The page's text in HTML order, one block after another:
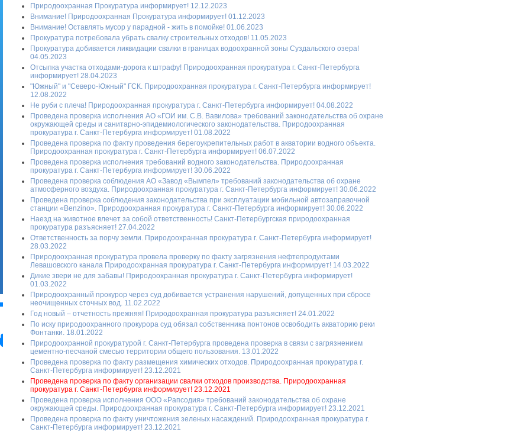
Природоохранная Прокуратура информирует! 12.12.2023
Внимание! Природоохранная Прокуратура информирует! 01.12.2023
Внимание! Оставлять мусор у парадной - жить в помойке! 01.06.2023
Прокуратура потребовала убрать свалку строительных отходов! 11.05.2023
Прокуратура добивается ликвидации свалки в границах водоохранной зоны Суздальского озера!
04.05.2023
Отсыпка участка отходами-дорога к штрафу! Природоохранная прокуратура г. Санкт-Петербурга
информирует! 28.04.2023
"Южный" и "Северо-Южный" ГСК. Природоохранная прокуратура г. Санкт-Петербурга информирует!
12.08.2022
Не руби с плеча! Природоохранная прокуратура г. Санкт-Петербурга информирует! 04.08.2022
Проведена проверка исполнения АО «ГОИ им. С.В. Вавилова» требований законодательства об охране
окружающей среды и санитарно-эпидемиологического законодательства. Природоохранная
прокуратура г. Санкт-Петербурга информирует! 01.08.2022
Проведена проверка по факту проведения берегоукрепительных работ в акватории водного объекта.
Природоохранная прокуратура г. Санкт-Петербурга информирует! 06.07.2022
Проведена проверка исполнения требований водного законодательства. Природоохранная
прокуратура г. Санкт-Петербурга информирует! 30.06.2022
Проведена проверка соблюдения АО «Завод «Вымпел» требований законодательства об охране
атмосферного воздуха. Природоохранная прокуратура г. Санкт-Петербурга информирует! 30.06.2022
Проведена проверка соблюдения законодательства при эксплуатации мобильной автозаправочной
станции «Benzino». Природоохранная прокуратура г. Санкт-Петербурга информирует! 30.06.2022
Наезд на животное влечет за собой ответственность! Санкт-Петербургская природоохранная
прокуратура разъясняет! 27.04.2022
Ответственность за порчу земли. Природоохранная прокуратура г. Санкт-Петербурга информирует!
28.03.2022
Природоохранная прокуратура провела проверку по факту загрязнения нефтепродуктами
Левашовского канала Природоохранная прокуратура г. Санкт-Петербурга информирует! 14.03.2022
Дикие звери не для забавы! Природоохранная прокуратура г. Санкт-Петербурга информирует!
01.03.2022
Природоохранный прокурор через суд добивается устранения нарушений, допущенных при сбросе
неочищенных сточных вод. 11.02.2022
Год новый – отчетность прежняя! Природоохранная прокуратура разъясняет! 24.01.2022
По иску природоохранного прокурора суд обязал собственника понтонов освободить акваторию реки
Фонтанки. 18.01.2022
Природоохранной прокуратурой г. Санкт-Петербурга проведена проверка в связи с загрязнением
цементно-песчаной смесью территории общего пользования. 13.01.2022
Проведена проверка по факту размещения химических отходов. Природоохранная прокуратура г.
Санкт-Петербурга информирует! 23.12.2021
Проведена проверка по факту организации свалки отходов производства. Природоохранная
прокуратура г. Санкт-Петербурга информирует! 23.12.2021
Проведена проверка исполнения ООО «Рапсодия» требований законодательства об охране
окружающей среды. Природоохранная прокуратура г. Санкт-Петербурга информирует! 23.12.2021
Проведена проверка по факту уничтожения зеленых насаждений. Природоохранная прокуратура г.
Санкт-Петербурга информирует! 23.12.2021